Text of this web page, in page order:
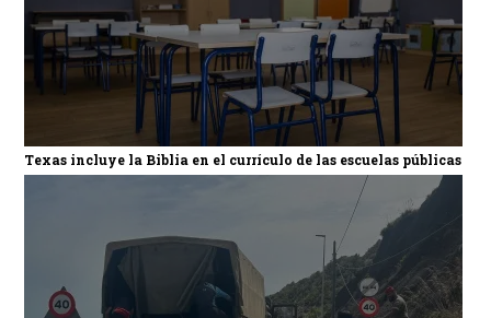
Texas incluye la Biblia en el currículo de las escuelas públicas